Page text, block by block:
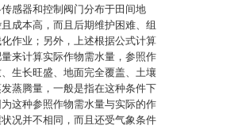
感器和控制阀门分布于田间地
成本高，而且后期维护困难、组
作业；另外，上述根据公式计算
来计算实际作物需水量，参照作
生长旺盛、地面完全覆盖、土壤
蒸腾量，一般是指在这种条件下
这种参照作物需水量与实际的作
况并不相同，而且还受气象条件